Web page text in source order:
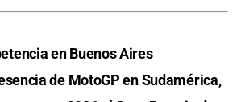
en Buenos Aires
de MotoGP en Sudamérica,